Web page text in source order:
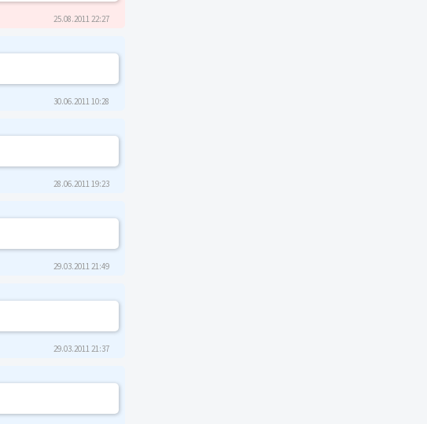
25.08.2011 22:27
30.06.2011 10:28
28.06.2011 19:23
29.03.2011 21:49
29.03.2011 21:37